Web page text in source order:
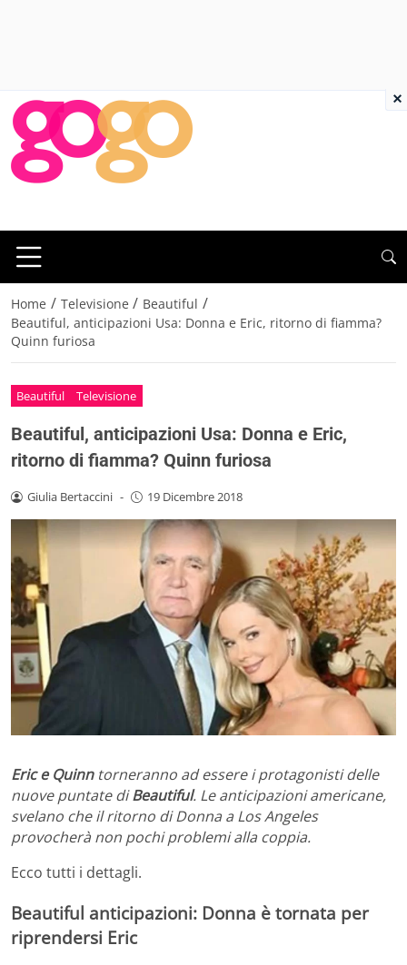
Home / Televisione / Beautiful /
Beautiful, anticipazioni Usa: Donna e Eric, ritorno di fiamma?
Quinn furiosa
Beautiful Televisione
Beautiful, anticipazioni Usa: Donna e Eric,
ritorno di fiamma? Quinn furiosa
Giulia Bertaccini - 19 Dicembre 2018
Eric e Quinntorneranno ad essere i protagonisti delle
nuove puntate diBeautiful. Le anticipazioni americane,
svelano che il ritorno di Donna a Los Angeles
provocherà non pochi problemi alla coppia.
Ecco tutti i dettagli.
Beautiful anticipazioni: Donna è tornata per
riprendersi Eric
×